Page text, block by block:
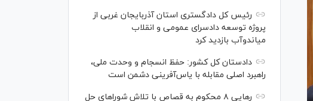
رئیس کل دادگستری استان آذربایجان غربی از
پروژه توسعه دادسرای عمومی و انقلاب
میاندوآب بازدید کرد
دادستان کل کشور: حفظ انسجام و وحدت ملی،
راهبرد اصلی مقابله با یاس‌آفرینی دشمن است
رهایی ۸ محکوم به قصاص با تلاش شورا‌های حل